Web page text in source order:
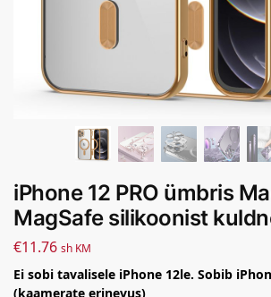
iPhone 12 PRO ümbris
MagSafe silikoonist
€11.76 sh KM
Ei sobi tavalisele iPhone 12le. Sobib
(kaamerate erinevus)